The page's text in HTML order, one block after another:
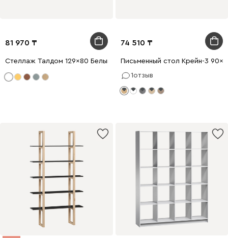
81 970
Стеллаж Талдом 129x80 Белый
74 510
Письменный стол Крейн-3
1отзыв